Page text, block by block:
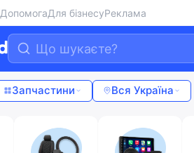
ДопомогаДля бізнесуРеклама
Запчастини Вся Україна